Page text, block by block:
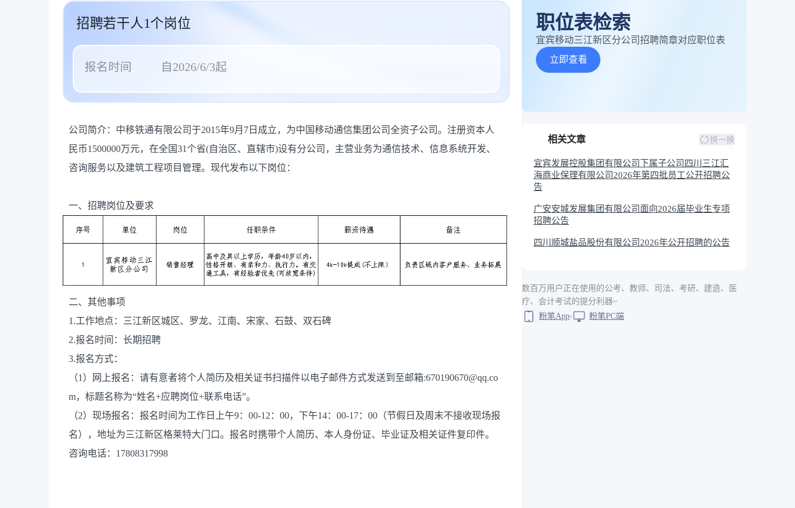
招聘若干人1个岗位
报名时间 自2026/6/3起
公司简介：中移铁通有限公司于2015年9月7日成立，为中国移动通信集团公司全资子公司。注册资本人
民币1500000万元，在全国31个省(自治区、直辖市)设有分公司，主营业务为通信技术、信息系统开发、
咨询服务以及建筑工程项目管理。现代发布以下岗位：
一、招聘岗位及要求
二、其他事项
1.工作地点：三江新区城区、罗龙、江南、宋家、石鼓、双石碑
2.报名时间：长期招聘
3.报名方式：
（1）网上报名：请有意者将个人简历及相关证书扫描件以电子邮件方式发送到至邮箱:670190670@qq.co
m，标题名称为“姓名+应聘岗位+联系电话”。
（2）现场报名：报名时间为工作日上午9：00-12：00，下午14：00-17：00（节假日及周末不接收现场报
名），地址为三江新区格莱特大门口。报名时携带个人简历、本人身份证、毕业证及相关证件复印件。
咨询电话：17808317998
职位表检索
宜宾移动三江新区分公司招聘简章对应职位表
立即查看
相关文章 换一换
宜宾发展控股集团有限公司下属子公司四川三江汇
海商业保理有限公司2026年第四批员工公开招聘公
告
广安安城发展集团有限公司面向2026届毕业生专项
招聘公告
四川顺城盐品股份有限公司2026年公开招聘的公告
数百万用户正在使用的公考、教师、司法、考研、建造、医
疗、会计考试的提分利器~
粉笔App
粉笔PC端